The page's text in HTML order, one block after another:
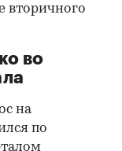
вторичного
во
на
по